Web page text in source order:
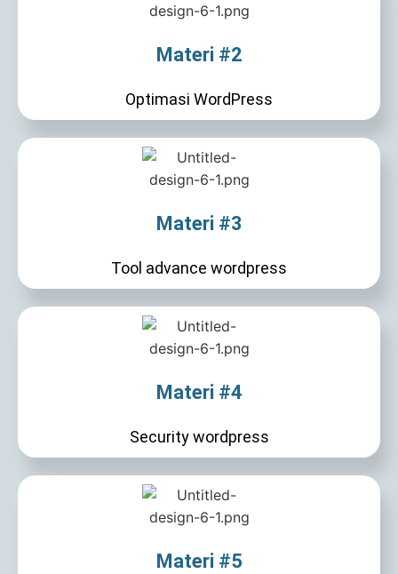
Materi #2
Optimasi WordPress
Materi #3
Tool advance wordpress
Materi #4
Security wordpress
Materi #5